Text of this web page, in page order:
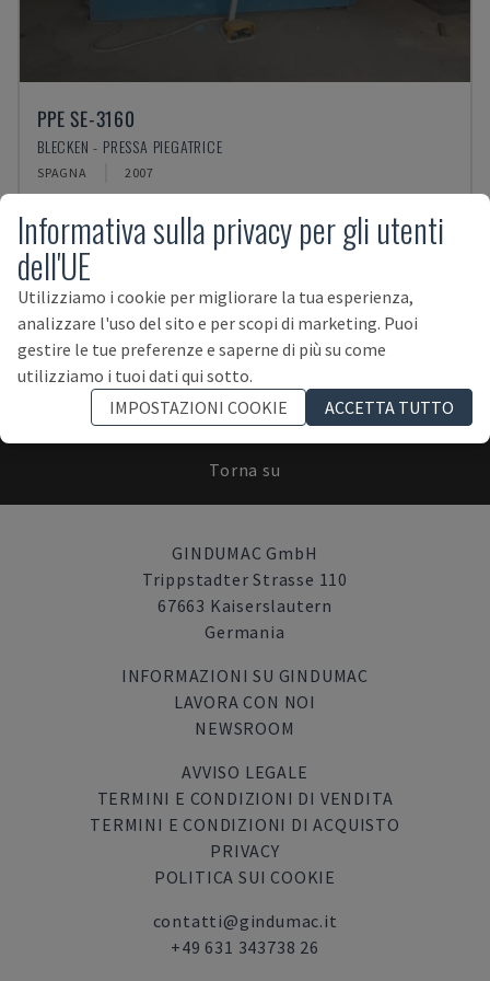
PPE SE-3160
BLECKEN - PRESSA PIEGATRICE
SPAGNA 2007
ISCRIVITI ALLA NEWSLETTER!
Torna su
GINDUMAC GmbH
Trippstadter Strasse 110
67663 Kaiserslautern
Germania
INFORMAZIONI SU GINDUMAC
LAVORA CON NOI
NEWSROOM
AVVISO LEGALE
TERMINI E CONDIZIONI DI VENDITA
TERMINI E CONDIZIONI DI ACQUISTO
PRIVACY
POLITICA SUI COOKIE
contatti@gindumac.it
+49 631 343738 26
Informativa sulla privacy per gli utenti
dell'UE
Utilizziamo i cookie per migliorare la tua esperienza,
analizzare l'uso del sito e per scopi di marketing. Puoi
gestire le tue preferenze e saperne di più su come
utilizziamo i tuoi dati qui sotto.
IMPOSTAZIONI COOKIE
ACCETTA TUTTO